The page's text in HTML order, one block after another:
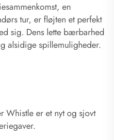
en
tur, er fløjten et perfekt
sig. Dens lette bærbarhed
alsidige spillemuligheder.
Whistle er et nyt og sjovt